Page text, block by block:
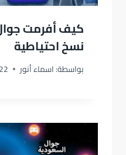
كيف أفرمت
نسخ احتياطية
بواسطة:اسماء أنور